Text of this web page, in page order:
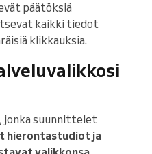
päätöksiä
kaikki tiedot
klikkauksia.
jonka suunnittelet
hierontastudiot ja